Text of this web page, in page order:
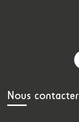
Nous contacter